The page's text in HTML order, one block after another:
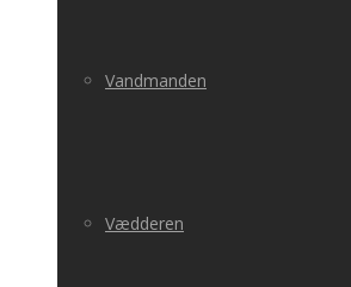
Vandmanden
Vædderen